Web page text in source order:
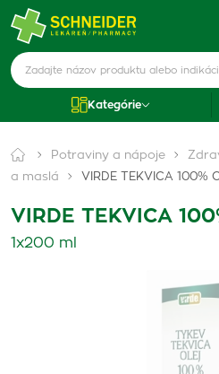
Kategórie
Potraviny a nápoje
a maslá
VIRDE TEKVICA 100%
VIRDE TEKVICA
1x200 ml